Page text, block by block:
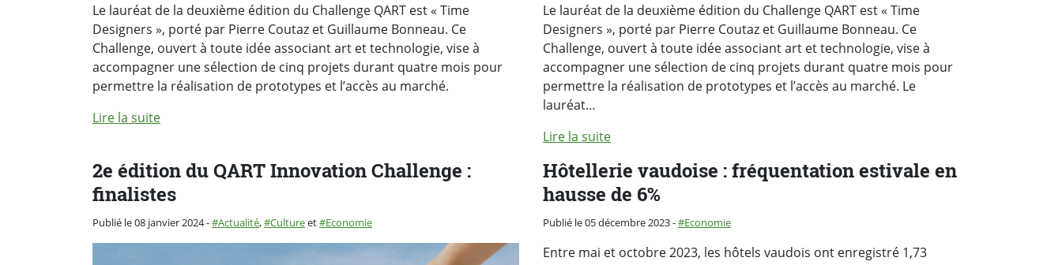
Le lauréat de la deuxième édition du Challenge QART est « Time
Designers », porté par Pierre Coutaz et Guillaume Bonneau. Ce
Challenge, ouvert à toute idée associant art et technologie, vise à
accompagner une sélection de cinq projets durant quatre mois pour
permettre la réalisation de prototypes et l’accès au marché.
Lire la suite
Le lauréat de la deuxième édition du Challenge QART est « Time
Designers », porté par Pierre Coutaz et Guillaume Bonneau. Ce
Challenge, ouvert à toute idée associant art et technologie, vise à
accompagner une sélection de cinq projets durant quatre mois pour
permettre la réalisation de prototypes et l’accès au marché. Le
lauréat…
Lire la suite
2e édition du QART Innovation Challenge :
finalistes
Publié le 08 janvier 2024-Catégorie :
Actualité, Cultureet Economie
Hôtellerie vaudoise : fréquentation estivale en
hausse de 6%
Publié le 05 décembre 2023-Catégorie :
Economie
Entre mai et octobre 2023, les hôtels vaudois ont enregistré 1,73